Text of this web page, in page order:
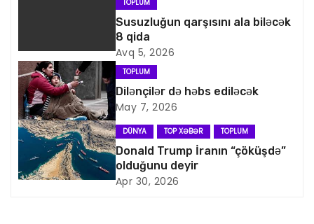
v
i
q
a
s
TOPLUM
Susuzluğun qarşısını ala biləcək
8 qida
Avq 5, 2026
TOPLUM
Dilənçilər də həbs ediləcək
May 7, 2026
DÜNYA TOP XƏBƏR TOPLUM
Donald Trump İranın “çöküşdə”
olduğunu deyir
Apr 30, 2026